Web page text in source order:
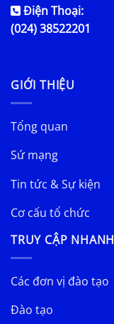
Điện Thoại:
(024) 38522201
GIỚI THIỆU
Tổng quan
Sứ mạng
Tin tức & Sự kiện
Cơ cấu tổ chức
TRUY CẬP NHANH
Các đơn vị đào tạo
Đào tạo